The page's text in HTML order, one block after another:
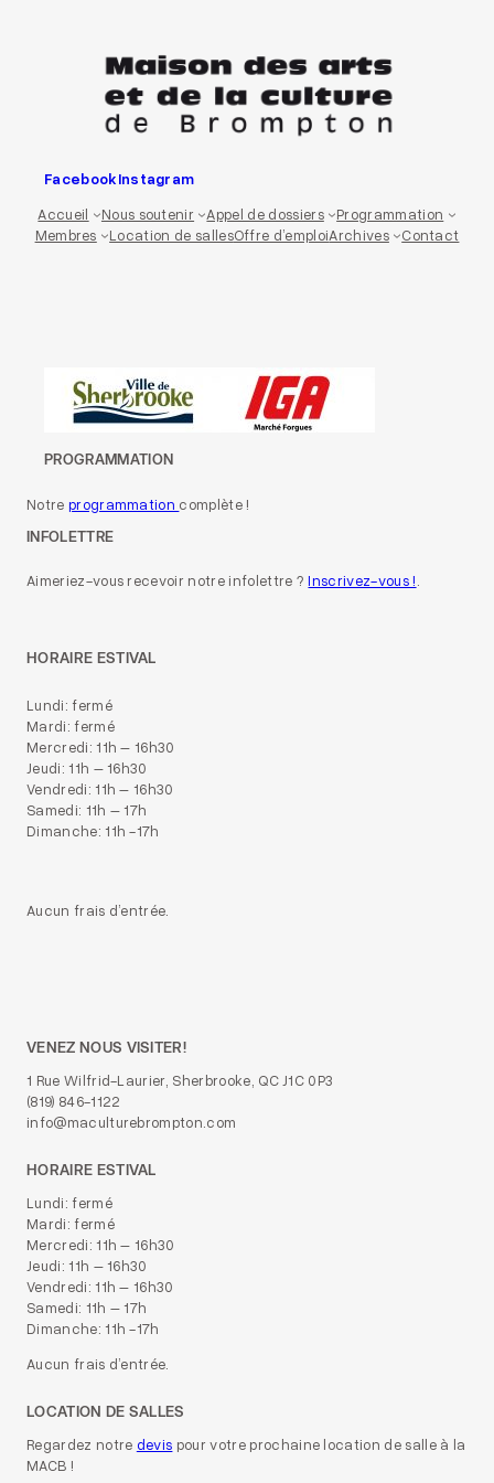
FacebookInstagram
Accueil
Nous soutenir Appel de dossiers
Programmation
Membres
Location de sallesOffre d’emploiArchives Contact
PROGRAMMATION
Notre programmation complète !
INFOLETTRE
Aimeriez-vous recevoir notre infolettre ?Inscrivez-vous !.
HORAIRE ESTIVAL
Lundi: fermé
Mardi: fermé
Mercredi: 11h – 16h30
Jeudi: 11h – 16h30
Vendredi: 11h – 16h30
Samedi: 11h – 17h
Dimanche: 11h -17h
Aucun frais d’entrée.
VENEZ NOUS VISITER!
1 Rue Wilfrid-Laurier, Sherbrooke, QC J1C 0P3
(819) 846-1122
info@maculturebrompton.com
HORAIRE ESTIVAL
Lundi: fermé
Mardi: fermé
Mercredi: 11h – 16h30
Jeudi: 11h – 16h30
Vendredi: 11h – 16h30
Samedi: 11h – 17h
Dimanche: 11h -17h
Aucun frais d’entrée.
LOCATION DE SALLES
Regardez notre devis pour votre prochaine location de salle à la
MACB !